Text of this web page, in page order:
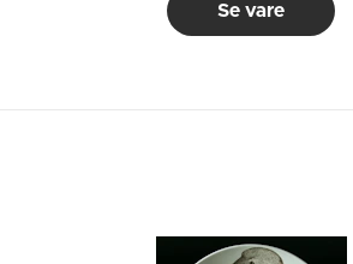
Se vare